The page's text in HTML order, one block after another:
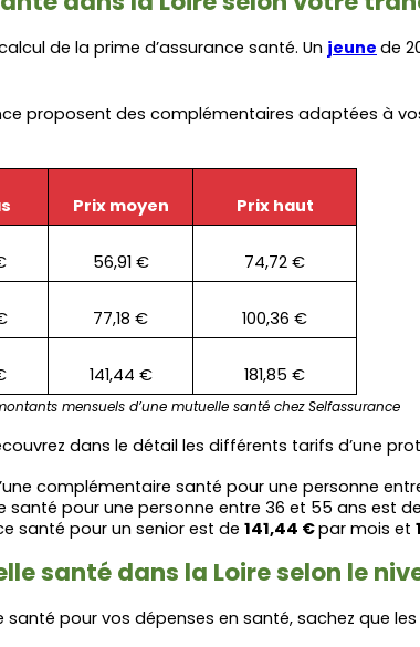
de la prime d’assurance santé. Un jeune de
proposent des complémentaires adaptées à
Prix moyen Prix haut
56,91 € 74,72 €
77,18 € 100,36 €
141,44 € 181,85 €
mensuels d’une mutuelle santé chez Selfassurance
dans le détail les différents tarifs d’une
complémentaire santé pour une personne
santé pour une personne entre 36 et 55 ans est de
santé pour un senior est de 141,44 € par mois et
santé dans la Loire selon le
santé pour vos dépenses en santé, sachez que